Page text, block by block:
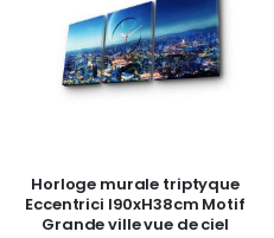
Horloge murale triptyque
Eccentrici l90xH38cm Motif
Grande ville vue de ciel